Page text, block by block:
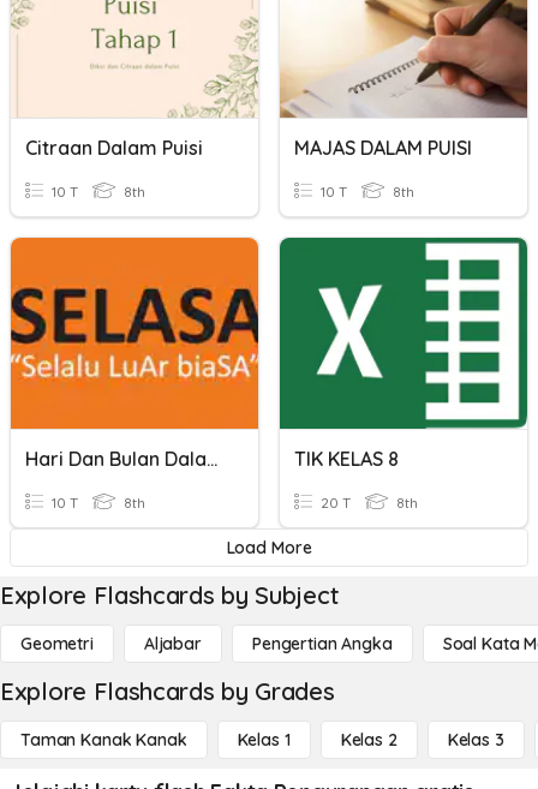
Citraan Dalam Puisi
10 T 8th
MAJAS DALAM PUISI
10 T 8th
Hari Dan Bulan Dalam Bahasa Arab
10 T 8th
TIK KELAS 8
20 T 8th
Load More
Explore Flashcards by Subject
Geometri Aljabar Pengertian Angka Soal Kata
Explore Flashcards by Grades
Taman Kanak Kanak Kelas 1 Kelas 2 Kelas 3